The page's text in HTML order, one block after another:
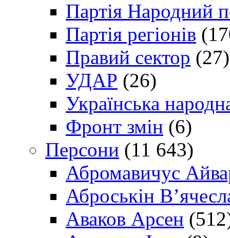
Партія Народний
Партія регіонів
Правий сектор (27)
УДАР (26)
Українська
Фронт змін (6)
Персони (11 643)
Абромавичус
Аброськін
Аваков Арсен